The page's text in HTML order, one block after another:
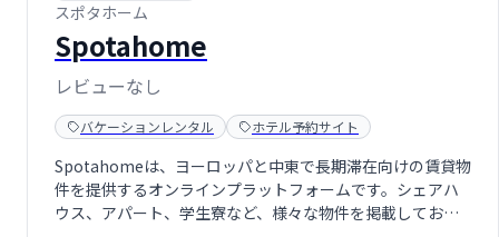
スポタホーム
Spotahome
レビューなし
バケーションレンタル ホテル予約サイト
Spotahomeは、ヨーロッパと中東で長期滞在向けの賃貸物
件を提供するオンラインプラットフォームです。シェアハ
ウス、アパート、学生寮など、様々な物件を掲載してお